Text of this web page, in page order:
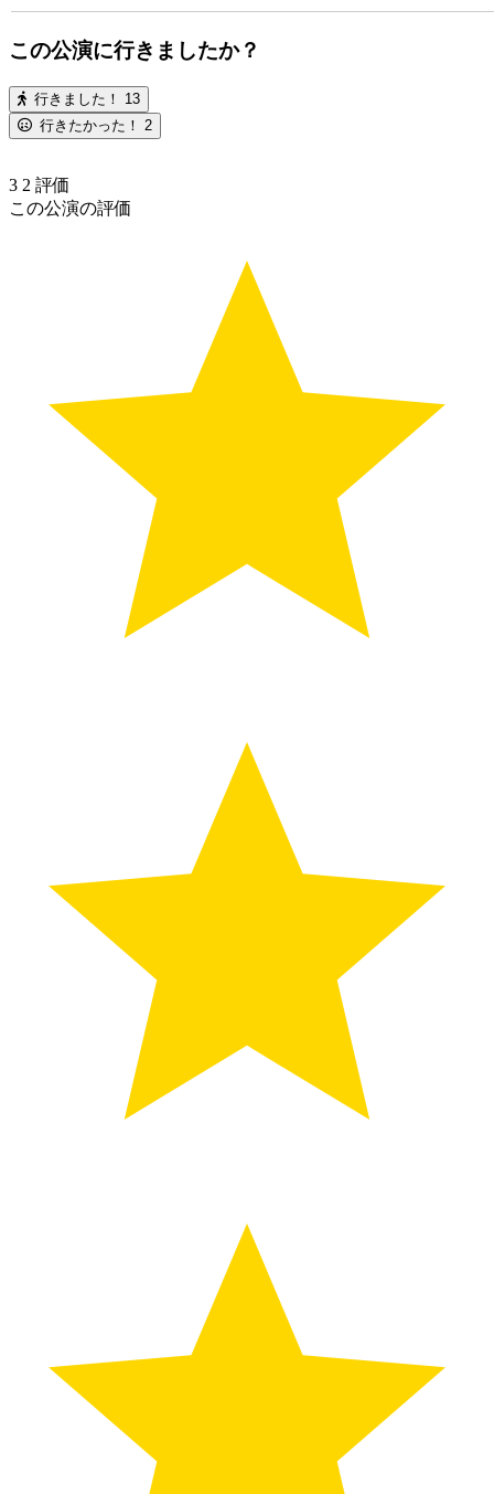
この公演に行きましたか？
行きました！ 13
行きたかった！ 2
3 2 評価
この公演の評価